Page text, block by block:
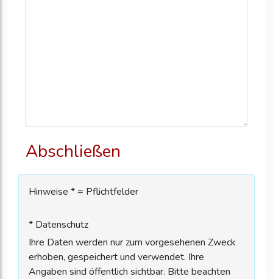
Abschließen
Hinweise * = Pflichtfelder
* Datenschutz
Ihre Daten werden nur zum vorgesehenen Zweck
erhoben, gespeichert und verwendet. Ihre
Angaben sind öffentlich sichtbar. Bitte beachten